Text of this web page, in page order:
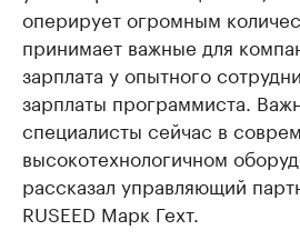
оперирует огромным
принимает важные для
зарплата у опытного
зарплаты программиста.
специалисты сейчас в
высокотехнологичном
рассказал управляющий
RUSEED Марк Гехт.